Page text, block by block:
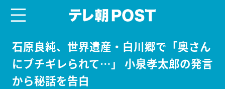
石原良純、世界遺産・白川郷で「奥さん
にブチギレられて…」 小泉孝太郎の発言
から秘話を告白